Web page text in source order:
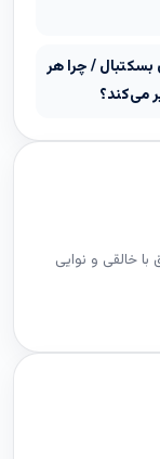
بسکتبال / چرا هر
خالقی و نوایی